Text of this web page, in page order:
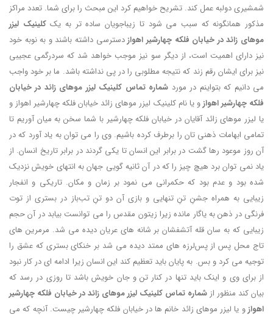
شمشیری دولبه عمل کند. تشریح خواهیم کرد این مبحث را برای شما. تعدد مراکز
مذکور همانگونه که سبب می شود تا زیباجویان ساده تر به یککلینیک لیزر
موهای زائد در خیابان فلکه چهارشیر اهوازدسترسی داشته باشند و به نوبه خود
نیز دارای اهمیت است، از دیگر سو نیز موجب خواهد شد که سردرگمی عجیبی
نیز برای ایشان رقم زند که نتیجه مطلوبی را در پی نداشته باشد. ما بر خود واجب
می دانیم که بتواینم در مورد شماره تماس کلینیک لیزر موهای زائد در خیابان
فلکه چهارشیر اهوازو یا نام کلینیک لیزر موهای زائد خیابان فلکه چهارشیر اهواز و
یا لیزر موهای زائد آقایان در خیابان فلکه چهارشیر با شما سخن به میان آوریم تا
تمامی ابهامات ذهنی تان را برطرف کرده باشیم. وی را می توان به یاد آورد که در
آن روز موعود رها گشت در برابر این انسان تا یکی گردند در برابر تاریخ انسان. از
یاد نمی توان برد هیچ چیز را که در آن ثانیه گویی جهان به انتهای خویش نزدیک
شده بود و عدم بود که حکمرانی می نمود بر زمان و مکان. تاریکی و انفجار
زیبایی به همراه جشنِ تنِ تنهایی و بازی آن دو تنِ تب‌باز در بستری از توت
فرنگی در ذهن به یاگار مانده زیرا زیتون مقدس را می توانست بیابد در آن حجم
زیبایی که به سان قله آتشفشان بر شانه های عریان دیده می شد. مرمرین های
تاج محل پس از پس‌‎لرزه های ممتد دیده می شد بر خنکای بستری که عشق را
توجیه می کرد و بس. به پایان باید تعظیم کند این انسان زیرا ادامه ای در کار نبود
از برای وی و اینک باید تنها در کنار تن و جان خویش باشد تا روزی در رسد که
بیان کند منظور از شماره تماس کلینیک لیزر موهای زائد در خیابان فلکه چهارشیر
اهوازو یا لیزر موهای زائد خانم ها در خیابان فلکه چهارشیر چیست. آنچه که می